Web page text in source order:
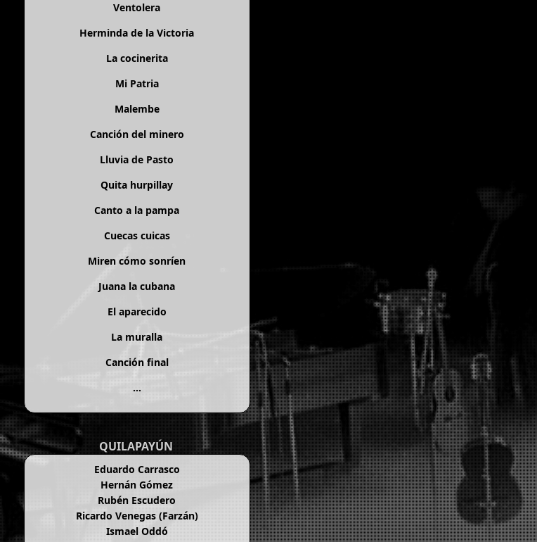
Ventolera
Herminda de la Victoria
La cocinerita
Mi Patria
Malembe
Canción del minero
Lluvia de Pasto
Quita hurpillay
Canto a la pampa
Cuecas cuicas
Miren cómo sonríen
Juana la cubana
El aparecido
La muralla
Canción final
...
QUILAPAYÚN
Eduardo Carrasco
Hernán Gómez
Rubén Escudero
Ricardo Venegas (Farzán)
Ismael Oddó